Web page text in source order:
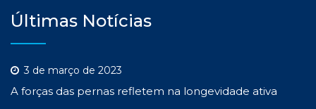
Últimas Notícias
3 de março de 2023
A forças das pernas refletem na longevidade ativa